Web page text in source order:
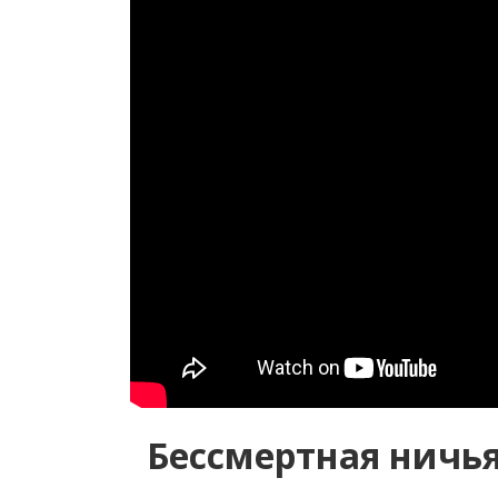
Бессмертная